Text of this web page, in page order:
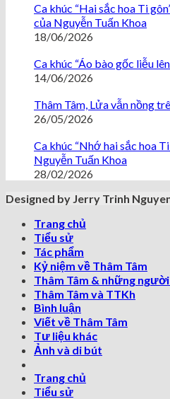
Ca khúc “Hai sắc hoa Ti
của Nguyễn Tuấn Khoa
18/06/2026
Ca khúc “Áo bào gốc liễu
14/06/2026
Thâm Tâm, Lửa vẫn nồng
26/05/2026
Ca khúc “Nhớ hai sắc hoa
Nguyễn Tuấn Khoa
28/02/2026
Designed by Jerry Trinh
Trang chủ
Tiểu sử
Tác phẩm
Kỷ niệm về Thâm Tâm
Thâm Tâm & những
Thâm Tâm và TTKh
Bình luận
Viết về Thâm Tâm
Tư liệu khác
Ảnh và di bút
Trang chủ
Tiểu sử